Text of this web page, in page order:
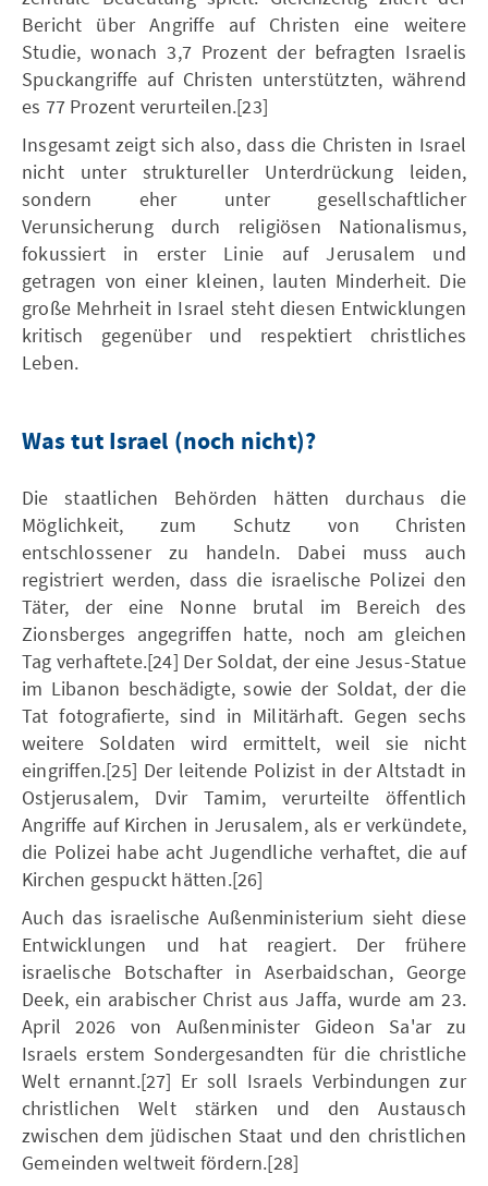
Bericht über Angriffe auf Christen eine weitere
Studie, wonach 3,7 Prozent der befragten Israelis
Spuckangriffe auf Christen unterstützten, während
es 77 Prozent verurteilen.[23]
Insgesamt zeigt sich also, dass die Christen in Israel
nicht unter struktureller Unterdrückung leiden,
sondern eher unter gesellschaftlicher
Verunsicherung durch religiösen Nationalismus,
fokussiert in erster Linie auf Jerusalem und
getragen von einer kleinen, lauten Minderheit. Die
große Mehrheit in Israel steht diesen Entwicklungen
kritisch gegenüber und respektiert christliches
Leben.
Was tut Israel (noch nicht)?
Die staatlichen Behörden hätten durchaus die
Möglichkeit, zum Schutz von Christen
entschlossener zu handeln. Dabei muss auch
registriert werden, dass die israelische Polizei den
Täter, der eine Nonne brutal im Bereich des
Zionsberges angegriffen hatte, noch am gleichen
Tag verhaftete.[24] Der Soldat, der eine Jesus-Statue
im Libanon beschädigte, sowie der Soldat, der die
Tat fotografierte, sind in Militärhaft. Gegen sechs
weitere Soldaten wird ermittelt, weil sie nicht
eingriffen.[25] Der leitende Polizist in der Altstadt in
Ostjerusalem, Dvir Tamim, verurteilte öffentlich
Angriffe auf Kirchen in Jerusalem, als er verkündete,
die Polizei habe acht Jugendliche verhaftet, die auf
Kirchen gespuckt hätten.[26]
Auch das israelische Außenministerium sieht diese
Entwicklungen und hat reagiert. Der frühere
israelische Botschafter in Aserbaidschan, George
Deek, ein arabischer Christ aus Jaffa, wurde am 23.
April 2026 von Außenminister Gideon Sa'ar zu
Israels erstem Sondergesandten für die christliche
Welt ernannt.[27] Er soll Israels Verbindungen zur
christlichen Welt stärken und den Austausch
zwischen dem jüdischen Staat und den christlichen
Gemeinden weltweit fördern.[28]